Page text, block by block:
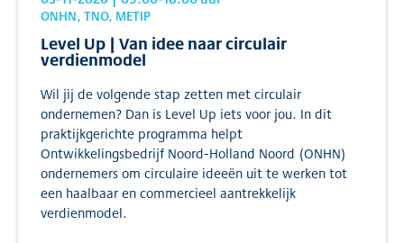
ONHN, TNO, METIP
Level Up | Van idee naar circulair
verdienmodel
Wil jij de volgende stap zetten met circulair
ondernemen? Dan is Level Up iets voor jou. In dit
praktijkgerichte programma helpt
Ontwikkelingsbedrijf Noord-Holland Noord (ONHN)
ondernemers om circulaire ideeën uit te werken tot
een haalbaar en commercieel aantrekkelijk
verdienmodel.